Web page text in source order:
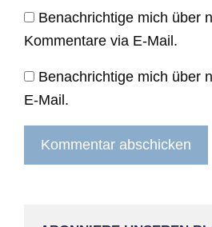
Benachrichtige mich über
Kommentare via E-Mail.
Benachrichtige mich über
E-Mail.